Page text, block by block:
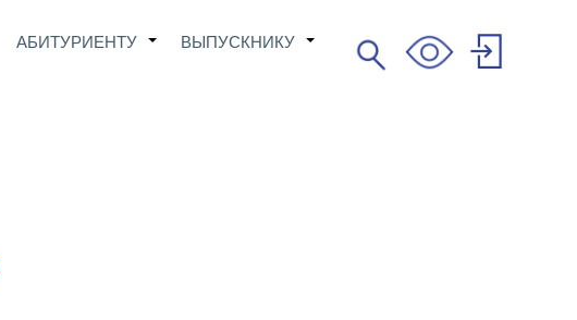
+
АБИТУРИЕНТУ +
ВЫПУСКНИКУ Search
Поиск
User